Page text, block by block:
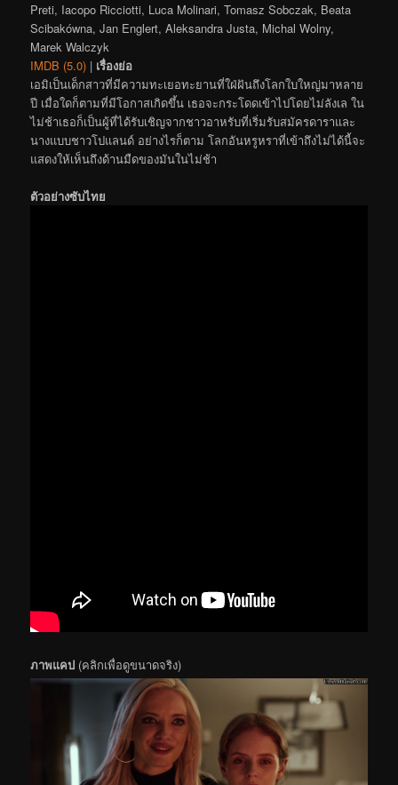
Preti, Iacopo Ricciotti, Luca Molinari, Tomasz Sobczak, Beata
Scibakówna, Jan Englert, Aleksandra Justa, Michal Wolny,
Marek Walczyk
IMDB (5.0) | เรื่องย่อ
เอมิเป็นเด็กสาวที่มีความทะเยอทะยานที่ใฝ่ฝันถึงโลกใบใหญ่มาหลาย
ปี เมื่อใดก็ตามที่มีโอกาสเกิดขึ้น เธอจะกระโดดเข้าไปโดยไม่ลังเล ใน
ไม่ช้าเธอก็เป็นผู้ที่ได้รับเชิญจากชาวอาหรับที่เริ่มรับสมัครดาราและ
นางแบบชาวโปแลนด์ อย่างไรก็ตาม โลกอันหรูหราที่เข้าถึงไม่ได้นี้จะ
แสดงให้เห็นถึงด้านมืดของมันในไม่ช้า
ตัวอย่างซับไทย
ภาพแคป (คลิกเพื่อดูขนาดจริง)